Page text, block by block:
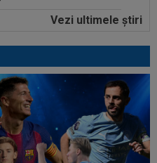
a murit, dar aceasta
spus-o direct, după
a luat decizia, după ce
- Farul...
idol în China! Fanii lui
Vezi ultimele ştiri